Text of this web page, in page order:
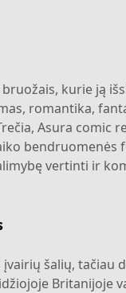
kurie ją
romantika,
Asura
vertinti ir
šalių, tačiau
Britanijoje